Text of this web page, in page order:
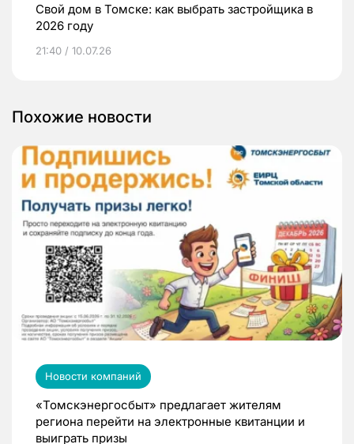
Свой дом в Томске: как выбрать застройщика в
2026 году
21:40 / 10.07.26
Похожие новости
Новости компаний
«Томскэнергосбыт» предлагает жителям
региона перейти на электронные квитанции и
выиграть призы